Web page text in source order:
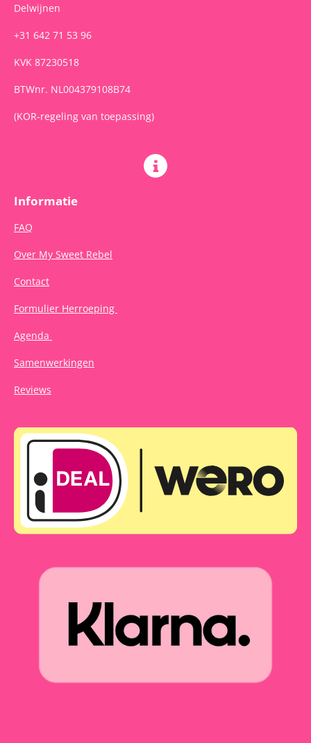
Delwijnen
+31 642 71 53 96
KVK 87230518
BTWnr. NL004379108B74
(KOR-regeling van toepassing)
Informatie
FAQ
Over My Sweet Rebel
Contact
Formulier Herroeping
Agenda
Samenwerkingen
Reviews